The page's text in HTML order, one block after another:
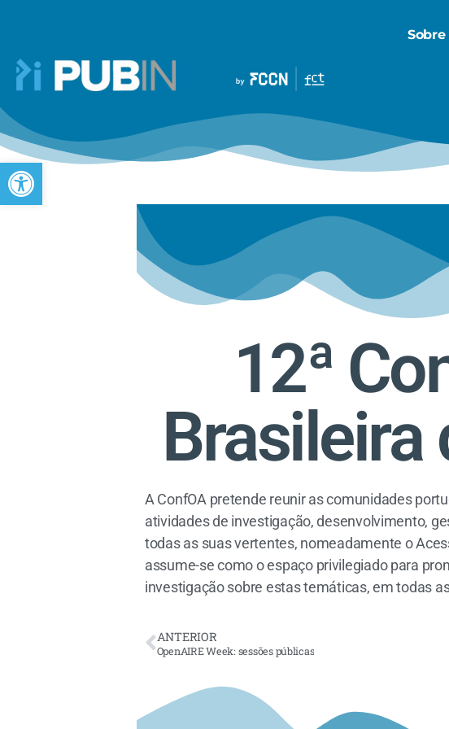
Open toolbar
Sobre
12ª
Brasileira
A ConfOA pretende reunir as comunidades
atividades de investigação, desenvolvimento,
todas as suas vertentes, nomeadamente o
assume-se como o espaço privilegiado para
investigação sobre estas temáticas, em todas
ANTERIOR
OpenAIRE Week: sessões públicas